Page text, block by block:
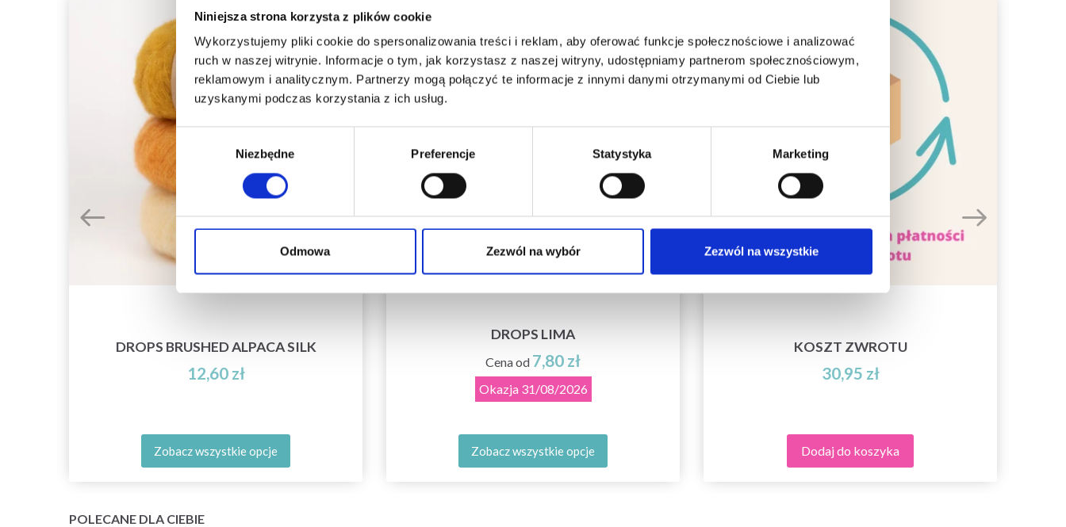
Niniejsza strona korzysta z plików cookie
Wykorzystujemy pliki cookie do spersonalizowania treści i reklam, aby oferować funkcje społecznościowe i analizować
ruch w naszej witrynie. Informacje o tym, jak korzystasz z naszej witryny, udostępniamy partnerom społecznościowym,
reklamowym i analitycznym. Partnerzy mogą połączyć te informacje z innymi danymi otrzymanymi od Ciebie lub
uzyskanymi podczas korzystania z ich usług.
Wybór
Niezbędne Preferencje Statystyka Marketing
Odmowa Zezwól na wybór Zezwól na wszystkie
DROPS BRUSHED ALPACA SILK
12,60 zł
Zobacz wszystkie opcje
DROPS LIMA
Cena od 7,80 zł
Okazja 31/08/2026
Zobacz wszystkie opcje
KOSZT ZWROTU
30,95 zł
Dodaj do koszyka
POLECANE DLA CIEBIE